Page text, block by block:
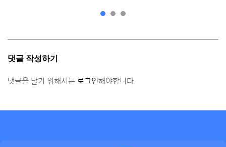
댓글 작성하기
댓글을 달기 위해서는 로그인해야합니다.